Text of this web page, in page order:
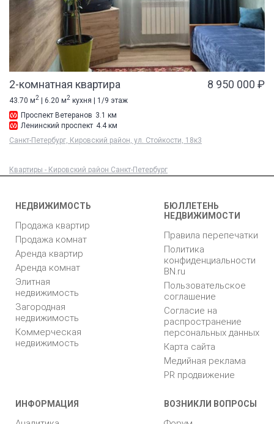
2-комнатная квартира 8 950 000 ₽
43.70 м2 | 6.20 м2 кухня | 1/9 этаж
Проспект Ветеранов 3.1 км
Ленинский проспект 4.4 км
Санкт-Петербург, Кировский район, ул. Стойкости, 18к3
Квартиры - Кировский район Санкт-Петербург
НЕДВИЖИМОСТЬ
Продажа квартир
Продажа комнат
Аренда квартир
Аренда комнат
Элитная
недвижимость
Загородная
недвижимость
Коммерческая
недвижимость
БЮЛЛЕТЕНЬ
НЕДВИЖИМОСТИ
Правила перепечатки
Политика
конфиденциальности
BN.ru
Пользовательское
соглашение
Согласие на
распространение
персональных данных
Карта сайта
Медийная реклама
PR продвижение
ИНФОРМАЦИЯ ВОЗНИКЛИ ВОПРОСЫ